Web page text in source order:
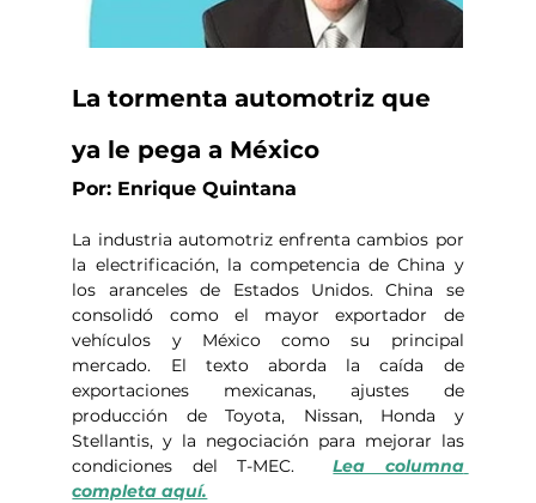
La tormenta automotriz que
ya le pega a México
Por: Enrique Quintana
La industria automotriz enfrenta cambios por
la electrificación, la competencia de China y
los aranceles de Estados Unidos. China se
consolidó como el mayor exportador de
vehículos y México como su principal
mercado. El texto aborda la caída de
exportaciones mexicanas, ajustes de
producción de Toyota, Nissan, Honda y
Stellantis, y la negociación para mejorar las
condiciones del T-MEC. Lea columna
completa aquí.